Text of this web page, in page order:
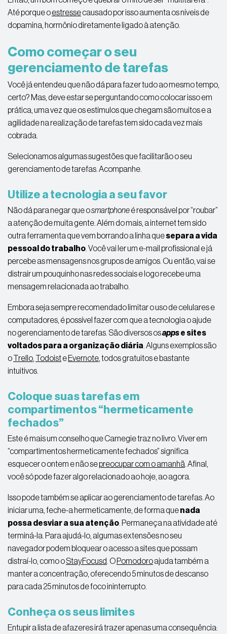
Até porque oestressecausado por isso aumenta os níveis de
dopamina, hormônio diretamente ligado à atenção.
Como começar o seu
gerenciamento de tarefas
Você já entendeu que não dá para fazer tudo ao mesmo tempo,
certo? Mas, deve estar se perguntando como colocar isso em
prática, uma vez que os estímulos que chegam são muitos e a
agilidade na realização de tarefas tem sido cada vez mais
cobrada.
Selecionamos algumassugestõesque facilitarãoo seu
gerenciamento de tarefas. Acompanhe.
Utilize a tecnologia a seu favor
Não dá para negar que osmartphoneé responsável por “roubar”
a atenção de muita gente. Além do mais, a internet tem sido
outra ferramenta que vem borrando a linha quesepara a vida
pessoal do trabalho . Você vai ler um e-mail profissional e já
percebe as mensagens nos grupos de amigos. Ou então, vai se
distrair um pouquinho nas redes sociais e logo recebe uma
mensagem relacionada ao trabalho.
Embora seja sempre recomendado limitar o uso de celulares e
computadores, é possível fazer com que a tecnologia o ajude
no gerenciamento de tarefas. São diversos osappse sites
voltados para a organização diária . Alguns exemplos são
oTrello TodoisteEvernote , todos gratuitos e bastante
intuitivos.
Coloque suas tarefas em
compartimentos “hermeticamente
fechados”
Este é mais um conselho que Carnegie traz no livro. Viver em
“compartimentos hermeticamente fechados” significa
esquecer o ontem e não sepreocupar com o amanhã . Afinal,
você só pode fazer algo relacionado ao hoje, ao agora.
Isso pode também se aplicar ao gerenciamento de tarefas. Ao
iniciar uma, feche-a hermeticamente, de forma quenada
possa desviar a sua atenção . Permaneça na atividade até
terminá-la. Para ajudá-lo, algumas extensões no seu
navegador podem bloquear o acesso a sites que possam
distraí-lo, como oStayFocusd . OPomodoroajuda também a
manter a concentração, oferecendo 5 minutos de descanso
para cada 25 minutos de foco ininterrupto.
Conheça os seus limites
Entupir a lista de afazeres irá trazer apenas uma consequência: